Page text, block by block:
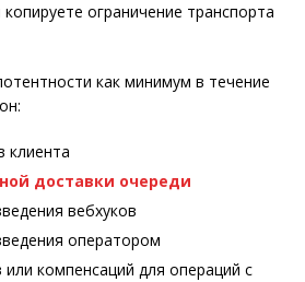
ограничение транспорта
как минимум в течение
клиента
доставки очереди
вебхуков
оператором
или компенсаций для операций с